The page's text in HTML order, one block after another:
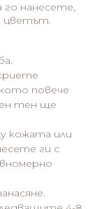
го нанесете,
цветът.
повече
тен ще
кожата или
ги с